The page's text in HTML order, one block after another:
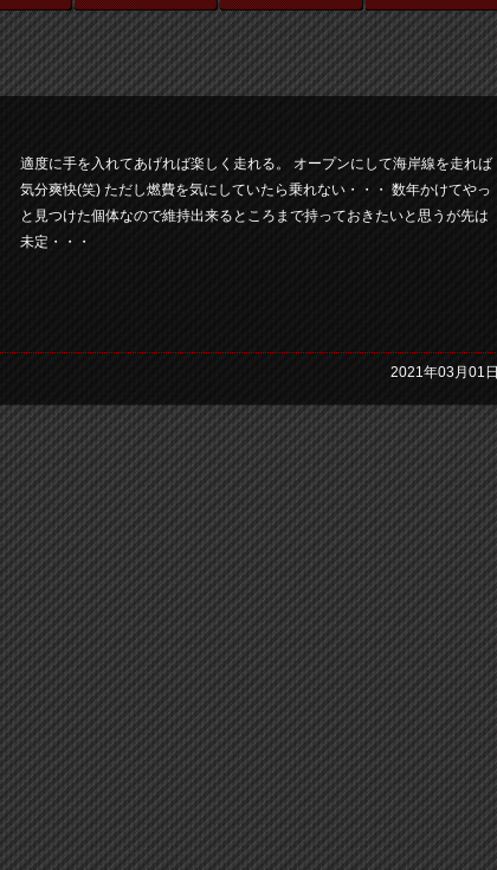
適度に手を入れてあげれば楽しく走れる。 オープンにして海岸線を走れば
気分爽快(笑) ただし燃費を気にしていたら乗れない・・・ 数年かけてやっ
と見つけた個体なので維持出来るところまで持っておきたいと思うが先は
未定・・・
2021年03月01日